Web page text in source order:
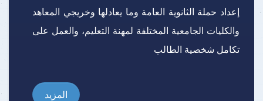
إعداد حملة الثانوية العامة وما يعادلها وخريجي المعاهد
والكليات الجامعية المختلفة لمهنة التعليم، والعمل على
تكامل شخصية الطالب
المزيد